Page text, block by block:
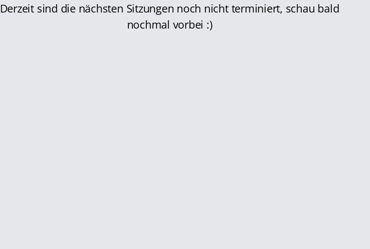
Derzeit sind die nächsten Sitzungen noch nicht terminiert, schau bald
nochmal vorbei :)